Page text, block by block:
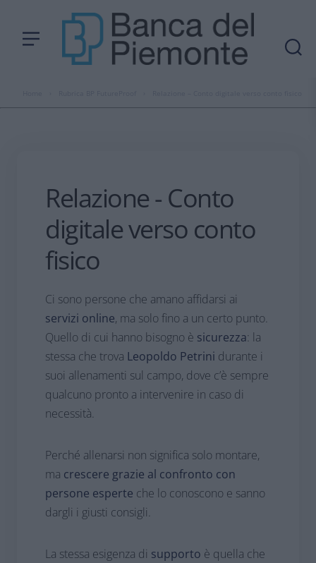
Relazione - Conto
digitale verso conto
fisico
Ci sono persone che amano affidarsi ai
servizi online, ma solo fino a un certo punto.
Quello di cui hanno bisogno è sicurezza: la
stessa che trova Leopoldo Petrini durante i
suoi allenamenti sul campo, dove c’è sempre
qualcuno pronto a intervenire in caso di
necessità.
Perché allenarsi non significa solo montare,
ma crescere grazie al confronto con
persone esperte che lo conoscono e sanno
dargli i giusti consigli.
La stessa esigenza di supporto è quella che